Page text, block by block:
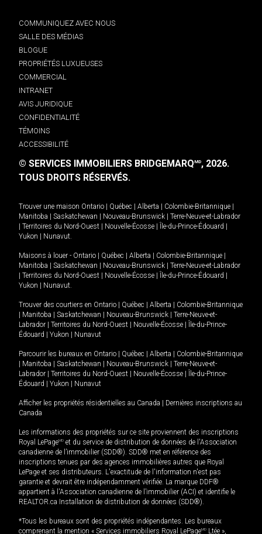
COMMUNIQUEZ AVEC NOUS
SALLE DES MÉDIAS
BLOGUE
PROPRIÉTÉS LUXUEUSES
COMMERCIAL
INTRANET
AVIS JURIDIQUE
CONFIDENTIALITÉ
TÉMOINS
ACCESSIBILITÉ
© SERVICES IMMOBILIERS BRIDGEMARQMD, 2026.
TOUS DROITS RÉSERVÉS.
Trouver une maison Ontario Québec Alberta Colombie-Britannique
Manitoba
Saskatchewan Nouveau-Brunswick
Terre-Neuve-et-Labrador
Territoires du Nord-Ouest Nouvelle-Écosse Île-du-Prince-Édouard
Yukon
Nunavut.
Maisons à louer - Ontario Québec Alberta Colombie-Britannique
Manitoba
Saskatchewan Nouveau-Brunswick
Terre-Neuve-et-Labrador
Territoires du Nord-Ouest Nouvelle-Écosse Île-du-Prince-Édouard
Yukon
Nunavut.
Trouver des courtiers en Ontario Québec Alberta
Colombie-Britannique
Manitoba Saskatchewan Nouveau-Brunswick
Terre-Neuve-et-
Labrador
Territoires du Nord-Ouest Nouvelle-Écosse
Île-du-Prince-
Édouard
Yukon Nunavut
Parcourir les bureaux en Ontario Québec Alberta
Colombie-Britannique
Manitoba Saskatchewan Nouveau-Brunswick
Terre-Neuve-et-
Labrador
Territoires du Nord-Ouest Nouvelle-Écosse
Île-du-Prince-
Édouard
Yukon Nunavut
Afficher les propriétés résidentielles au Canada
Dernières inscriptions au
Canada
Les informations des propriétés sur ce site proviennent des inscriptions
Royal LePageMD et du service de distribution de données de l'Association
canadienne de l’immobilier (SDD®). SDD® met en référence des
inscriptions tenues par des agences immobilières autres que Royal
LePage et ses distributeurs. L'exactitude de l'information n'est pas
garantie et devrait être indépendamment vérifiée. La marque DDF®
appartient à l'Association canadienne de l’immobilier (ACI) et identifie le
REALTOR.ca Installation de distribution de données (SDD®).
*Tous les bureaux sont des propriétés indépendantes. Les bureaux
comprenant la mention « Services immobiliers Royal LePageMD Ltée »,